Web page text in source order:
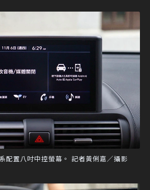
置八吋中控螢幕。 記者黃俐嘉／攝影